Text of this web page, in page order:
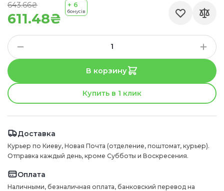
611.48₴
643.66₴ + 6
бонусів
В корзину
Купить в 1 клик
Доставка
Курьер по Киеву, Новая Почта (отделение, поштомат, курьер).
Отправка каждый день, кроме Субботы и Воскресения.
Оплата
Наличными, безналичная оплата, банковский перевод на